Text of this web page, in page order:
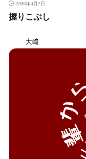
2026年4月7日
握りこぶし
大﨑